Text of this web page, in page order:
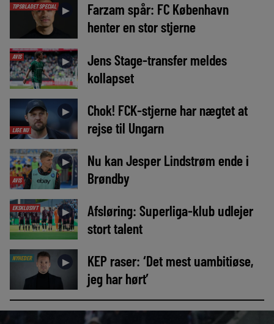
TIPSBLADET SPECIAL ►
Farzam spår: FC København
henter en stor stjerne
AVIS ►
Jens Stage-transfer meldes
kollapset
LIGE NU
►
Chok! FCK-stjerne har nægtet at
rejse til Ungarn
AVIS
►
Nu kan Jesper Lindstrøm ende i
Brøndby
EKSKLUSIVT ►
Afsløring: Superliga-klub udlejer
stort talent
NYHEDER ►
KEP raser: ‘Det mest uambitiøse,
jeg har hørt’